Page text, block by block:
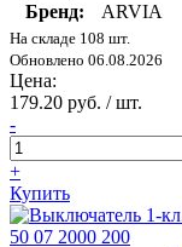
Бренд:
ARVIA
На складе 108 шт.
Обновлено 06.08.2026
Цена:
179.20 руб. / шт.
-
+
Купить